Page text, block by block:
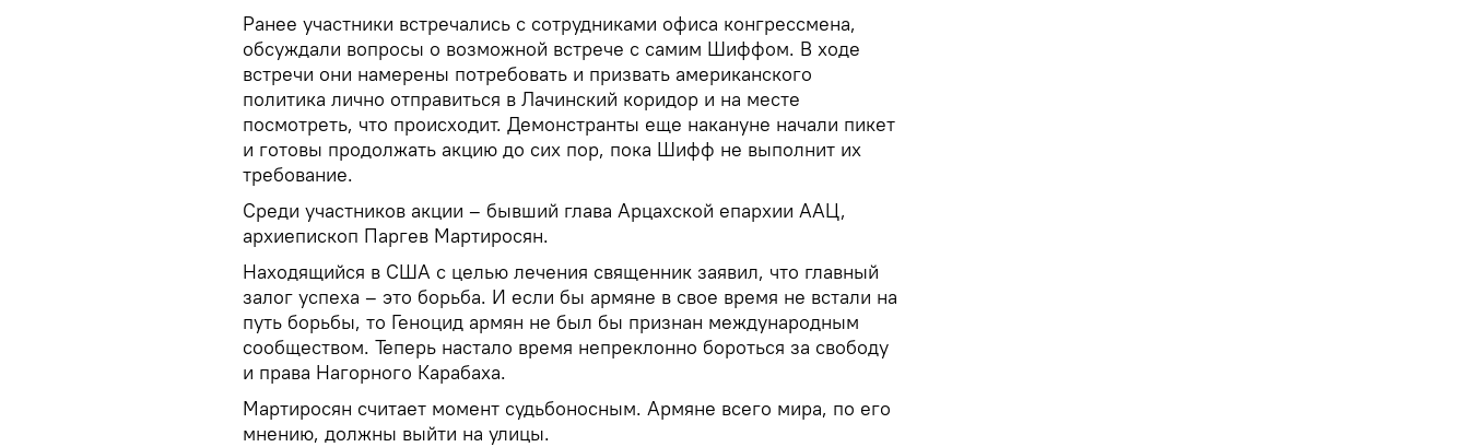
Ранее участники встречались с сотрудниками офиса конгрессмена,
обсуждали вопросы о возможной встрече с самим Шиффом. В ходе
встречи они намерены потребовать и призвать американского
политика лично отправиться в Лачинский коридор и на месте
посмотреть, что происходит. Демонстранты еще накануне начали пикет
и готовы продолжать акцию до сих пор, пока Шифф не выполнит их
требование.
Среди участников акции – бывший глава Арцахской епархии ААЦ,
архиепископ Паргев Мартиросян.
Находящийся в США с целью лечения священник заявил, что главный
залог успеха – это борьба. И если бы армяне в свое время не встали на
путь борьбы, то Геноцид армян не был бы признан международным
сообществом. Теперь настало время непреклонно бороться за свободу
и права Нагорного Карабаха.
Мартиросян считает момент судьбоносным. Армяне всего мира, по его
мнению, должны выйти на улицы.